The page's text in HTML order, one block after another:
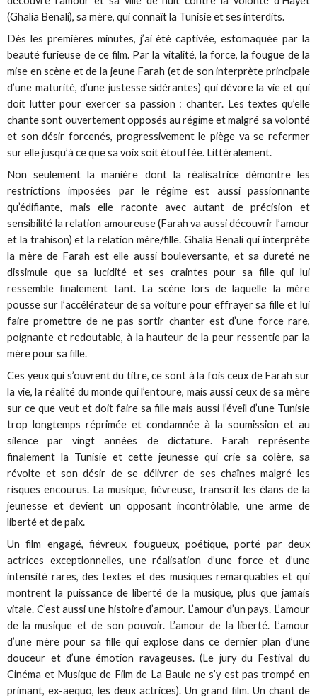
(Ghalia Benali), sa mère, qui connaît la Tunisie et ses interdits.
Dès les premières minutes, j’ai été captivée, estomaquée par la
beauté furieuse de ce film. Par la vitalité, la force, la fougue de la
mise en scène et de la jeune Farah (et de son interprète principale
d’une maturité, d’une justesse sidérantes) qui dévore la vie et qui
doit lutter pour exercer sa passion : chanter. Les textes qu’elle
chante sont ouvertement opposés au régime et malgré sa volonté
et son désir forcenés, progressivement le piège va se refermer
sur elle jusqu’à ce que sa voix soit étouffée. Littéralement.
Non seulement la manière dont la réalisatrice démontre les
restrictions imposées par le régime est aussi passionnante
qu’édifiante, mais elle raconte avec autant de précision et
sensibilité la relation amoureuse (Farah va aussi découvrir l’amour
et la trahison) et la relation mère/fille. Ghalia Benali qui interprète
la mère de Farah est elle aussi bouleversante, et sa dureté ne
dissimule que sa lucidité et ses craintes pour sa fille qui lui
ressemble finalement tant. La scène lors de laquelle la mère
pousse sur l’accélérateur de sa voiture pour effrayer sa fille et lui
faire promettre de ne pas sortir chanter est d’une force rare,
poignante et redoutable, à la hauteur de la peur ressentie par la
mère pour sa fille.
Ces yeux qui s’ouvrent du titre, ce sont à la fois ceux de Farah sur
la vie, la réalité du monde qui l’entoure, mais aussi ceux de sa mère
sur ce que veut et doit faire sa fille mais aussi l’éveil d’une Tunisie
trop longtemps réprimée et condamnée à la soumission et au
silence par vingt années de dictature. Farah représente
finalement la Tunisie et cette jeunesse qui crie sa colère, sa
révolte et son désir de se délivrer de ses chaînes malgré les
risques encourus. La musique, fiévreuse, transcrit les élans de la
jeunesse et devient un opposant incontrôlable, une arme de
liberté et de paix.
Un film engagé, fiévreux, fougueux, poétique, porté par deux
actrices exceptionnelles, une réalisation d’une force et d’une
intensité rares, des textes et des musiques remarquables et qui
montrent la puissance de liberté de la musique, plus que jamais
vitale. C’est aussi une histoire d’amour. L’amour d’un pays. L’amour
de la musique et de son pouvoir. L’amour de la liberté. L’amour
d’une mère pour sa fille qui explose dans ce dernier plan d’une
douceur et d’une émotion ravageuses. (Le jury du Festival du
Cinéma et Musique de Film de La Baule ne s’y est pas trompé en
primant, ex-aequo, les deux actrices). Un grand film. Un chant de